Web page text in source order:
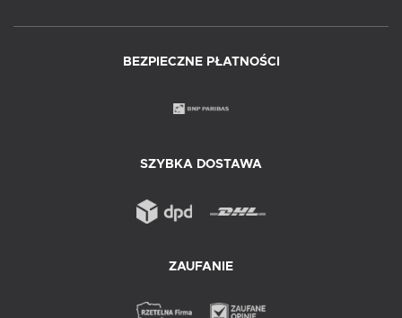
BEZPIECZNE PŁATNOŚCI
SZYBKA DOSTAWA
ZAUFANIE